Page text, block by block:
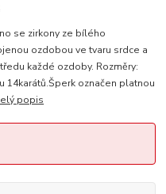
se zirkony ze bílého
ozdobou ve tvaru srdce a
každé ozdoby. Rozměry:
14karátů.Šperk označen platnou
popis